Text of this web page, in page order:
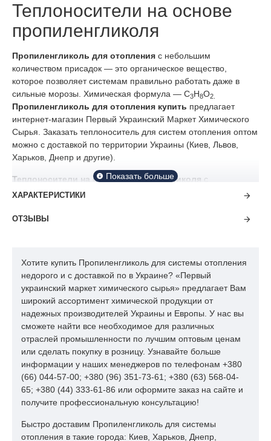
Теплоносители на основе
пропиленгликоля
Пропиленгликоль для отопления с небольшим
количеством присадок ― это органическое вещество,
которое позволяет системам правильно работать даже в
сильные морозы. Химическая формула ― C3H8O2.
Пропиленгликоль для отопления купить предлагает
интернет-магазин Первый Украинский Маркет Химического
Сырья. Заказать теплоноситель для систем отопления оптом
можно с доставкой по территории Украины (Киев, Львов,
Харьков, Днепр и другие).
Теплоносители на основе пропиленгликоля с
включением присадок являются одними из самых
высокой теплопроводностью вещества. Также,
Концентрат для системы отопления не только обеспечивает
их нормальное функционирование, но и защищает
алюминиевые и стальные трубы от коррозии. Дело в том, что
в состав средства входят также присадки, которые и
обеспечивают комплексное действие. Преимущества
средства очевидны.
Нужно подчеркнуть, что теплоноситель на основе
пропиленгликоля также не кипит при даже при 100 градусах
Цельсия. Преимущества теплоносителя заключаются в том,
что невзирая на температуру, он будет полноценно
работать.
Пропиленгликоль для
ХАРАКТЕРИСТИКИ
ОТЗЫВЫ
Хотите купить Пропиленгликоль для системы отопления
недорого и с доставкой по в Украине? «Первый
украинский маркет химического сырья» предлагает Вам
широкий ассортимент химической продукции от
надежных производителей Украины и Европы. У нас вы
сможете найти все необходимое для различных
отраслей промышленности по лучшим оптовым ценам
или сделать покупку в розницу. Узнавайте больше
информации у наших менеджеров по телефонам +380
(66) 044-57-00; +380 (96) 351-73-61; +380 (63) 568-04-
65; +380 (44) 333-61-86 или оформите заказ на сайте и
получите профессиональную консультацию!
Быстро доставим Пропиленгликоль для системы
отопления в такие города: Киев, Харьков, Днепр,